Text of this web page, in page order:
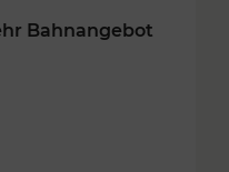
Bahnangebot